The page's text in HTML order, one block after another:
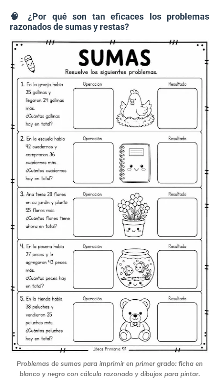
🧠 ¿Por qué son tan eficaces los problemas
razonados de sumas y restas?
Problemas de sumas para imprimir en primer grado: ficha en
blanco y negro con cálculo razonado y dibujos para pintar.